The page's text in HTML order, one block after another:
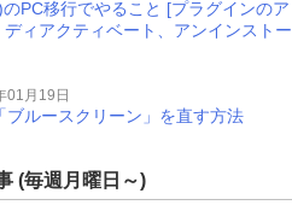
PC移行でやること [プラグインのア
ィアクティベート、アンインストー
01月19日
ブルースクリーン」を直す方法
(毎週月曜日～)